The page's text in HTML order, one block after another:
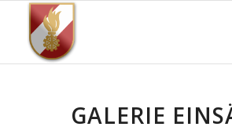
GALERIE